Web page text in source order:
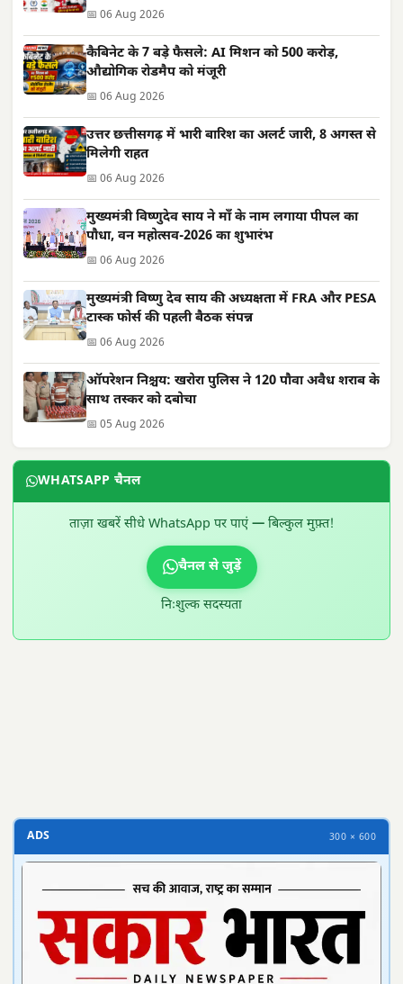
📅 06 Aug 2026
कैबिनेट के 7 बड़े फैसले: AI मिशन को 500 करोड़,
औद्योगिक रोडमैप को मंजूरी
📅 06 Aug 2026
उत्तर छत्तीसगढ़ में भारी बारिश का अलर्ट जारी, 8 अगस्त से
मिलेगी राहत
📅 06 Aug 2026
मुख्यमंत्री विष्णुदेव साय ने माँ के नाम लगाया पीपल का
पौधा, वन महोत्सव-2026 का शुभारंभ
📅 06 Aug 2026
मुख्यमंत्री विष्णु देव साय की अध्यक्षता में FRA और PESA
टास्क फोर्स की पहली बैठक संपन्न
📅 06 Aug 2026
ऑपरेशन निश्चय: खरोरा पुलिस ने 120 पौवा अवैध शराब के
साथ तस्कर को दबोचा
📅 05 Aug 2026
WHATSAPP चैनल
ताज़ा खबरें सीधे WhatsApp पर पाएं — बिल्कुल मुफ़्त!
चैनल से जुड़ें
निःशुल्क सदस्यता
ADS 300 × 600